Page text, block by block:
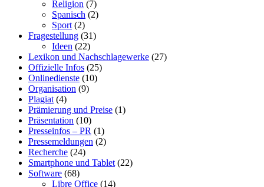
Religion (7)
Spanisch (2)
Sport (2)
Fragestellung (31)
Ideen (22)
Lexikon und Nachschlagewerke (27)
Offizielle Infos (25)
Onlinedienste (10)
Organisation (9)
Plagiat (4)
Prämierung und Preise (1)
Präsentation (10)
Presseinfos – PR (1)
Pressemeldungen (2)
Recherche (24)
Smartphone und Tablet (22)
Software (68)
Libre Office (14)